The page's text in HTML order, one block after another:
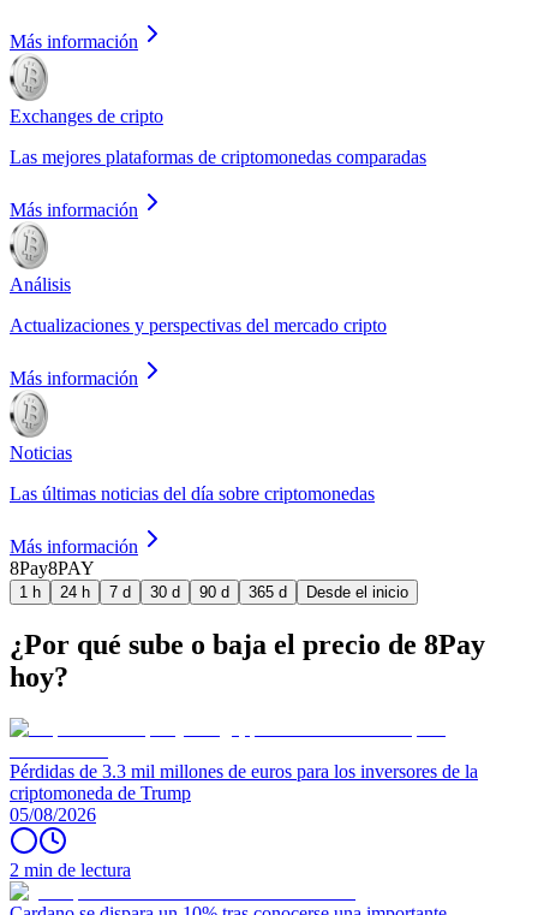
Más información
Exchanges de cripto
Las mejores plataformas de criptomonedas comparadas
Más información
Análisis
Actualizaciones y perspectivas del mercado cripto
Más información
Noticias
Las últimas noticias del día sobre criptomonedas
Más información
8Pay8PAY
1 h 24 h 7 d 30 d 90 d 365 d Desde el inicio
¿Por qué sube o baja el precio de 8Pay
hoy?
Pérdidas de 3.3 mil millones de euros para los inversores de la
criptomoneda de Trump
05/08/2026
2 min de lectura